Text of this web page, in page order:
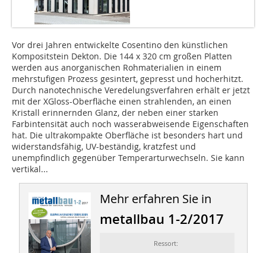
Vor drei Jahren entwickelte Cosentino den künstlichen
Kompositstein Dekton. Die 144 x 320 cm großen Platten
werden aus anorganischen Rohmaterialien in einem
mehrstufigen Prozess gesintert, gepresst und hocherhitzt.
Durch nanotechnische Veredelungsverfahren erhält er jetzt
mit der XGloss-Oberfläche einen strahlenden, an einen
Kristall erinnernden Glanz, der neben einer starken
Farbintensität auch noch wasserabweisende Eigenschaften
hat. Die ultrakompakte Oberfläche ist besonders hart und
widerstandsfähig, UV-beständig, kratzfest und
unempfindlich gegenüber Temperarturwechseln. Sie kann
vertikal...
Mehr erfahren Sie in
metallbau 1-2/2017
Ressort: